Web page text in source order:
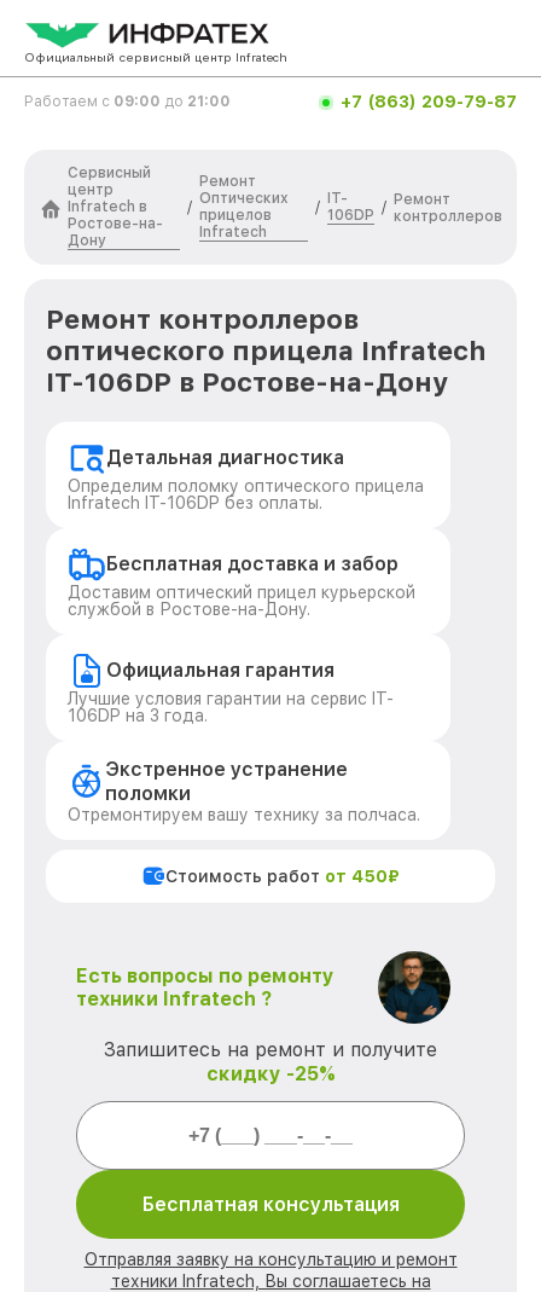
Официальный сервисный центр Infratech
Работаем с 09:00 до 21:00 +7 (863) 209-79-87
Сервисный
центр
Infratech в
Ростове-на-
Дону
/
Ремонт
Оптических
прицелов
Infratech
/
IT-
106DP / Ремонт
контроллеров
Ремонт контроллеров
оптического прицела Infratech
IT-106DP в Ростове-на-Дону
Детальная диагностика
Определим поломку оптического прицела
Infratech IT-106DP без оплаты.
Бесплатная доставка и забор
Доставим оптический прицел курьерской
службой в Ростове-на-Дону.
Официальная гарантия
Лучшие условия гарантии на сервис IT-
106DP на 3 года.
Экстренное устранение
поломки
Отремонтируем вашу технику за полчаса.
Стоимость работ от 450₽
Есть вопросы по ремонту
техники Infratech ?
Запишитесь на ремонт и получите
скидку -25%
Бесплатная консультация
Отправляя заявку на консультацию и ремонт
техники Infratech, Вы соглашаетесь на